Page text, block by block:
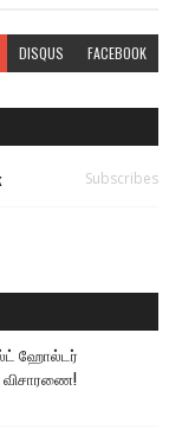
DISQUS FACEBOOK
Subscribes
ஹோல்டர்
விசாரணை!